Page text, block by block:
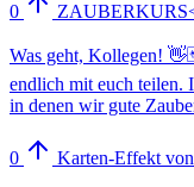
0
Was geht, Kollegen!
endlich mit euch teilen.
in denen wir gute
0
Karten-Effekt